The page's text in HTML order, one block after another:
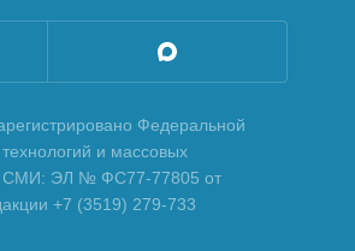
Федеральной
и массовых
СМИ: ЭЛ № ФС77-77805 от
+7 (3519) 279-733